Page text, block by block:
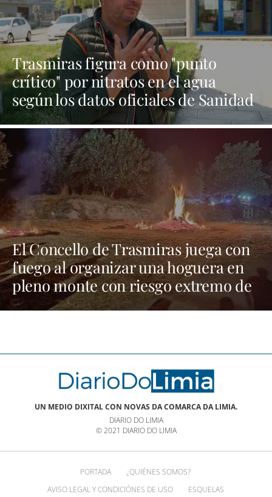
Trasmiras figura como "punto
crítico" por nitratos en el agua
según los datos oficiales de Sanidad
| NOTICIAS XINZO
El Concello de Trasmiras juega con
fuego al organizar una hoguera en
pleno monte con riesgo extremo de
incendios
UN MEDIO DIXITAL CON NOVAS DA COMARCA DA LIMIA.
DIARIO DO LIMIA
© 2021 DIARIO DO LIMIA
PORTADA
¿QUIÉNES SOMOS?
AVISO LEGAL Y CONDICIÓNES DE USO
ESQUELAS